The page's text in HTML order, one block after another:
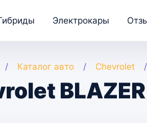
Электрокары
Каталог авто Chevrolet